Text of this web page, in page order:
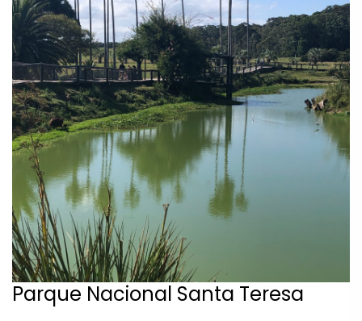
Parque Nacional Santa Teresa